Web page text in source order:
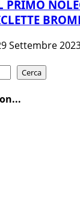
PRIMO
Settembre
Cerca